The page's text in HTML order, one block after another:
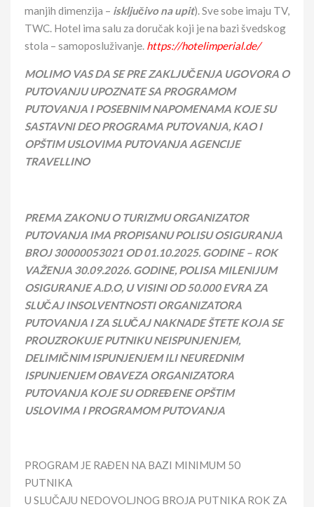
manjih dimenzija – isključivo na upit). Sve sobe imaju TV,
TWC. Hotel ima salu za doručak koji je na bazi švedskog
stola – samoposluživanje. https://hotelimperial.de/
MOLIMO VAS DA SE PRE ZAKLJUČENJA UGOVORA O
PUTOVANJU UPOZNATE SA PROGRAMOM
PUTOVANJA I POSEBNIM NAPOMENAMA KOJE SU
SASTAVNI DEO PROGRAMA PUTOVANJA, KAO I
OPŠTIM USLOVIMA PUTOVANJA AGENCIJE
TRAVELLINO
PREMA ZAKONU O TURIZMU ORGANIZATOR
PUTOVANJA IMA PROPISANU POLISU OSIGURANJA
BROJ30000053021 OD 01.10.2025. GODINE – ROK
VAŽENJA 30.09.2026. GODINE, POLISA MILENIJUM
OSIGURANJE A.D.O, U VISINI OD 50.000 EVRA ZA
SLUČAJ INSOLVENTNOSTI ORGANIZATORA
PUTOVANJA I ZA SLUČAJ NAKNADE ŠTETE KOJA SE
PROUZROKUJE PUTNIKU NEISPUNJENJEM,
DELIMIČNIM ISPUNJENJEM ILI NEUREDNIM
ISPUNJENJEM OBAVEZA ORGANIZATORA
PUTOVANJA KOJE SU ODREĐENE OPŠTIM
USLOVIMA I PROGRAMOM PUTOVANJA
PROGRAM JE RAĐEN NA BAZI MINIMUM 50
PUTNIKA
U SLUČAJU NEDOVOLJNOG BROJA PUTNIKA ROK ZA